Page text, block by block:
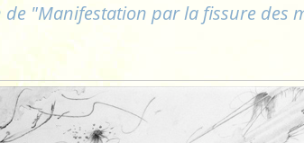
"Manifestation par la fissure des